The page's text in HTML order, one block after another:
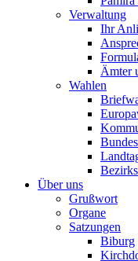
Verwaltung
Ihr
Ämter
Wahlen
Über uns
Grußwort
Organe
Satzungen
Biburg